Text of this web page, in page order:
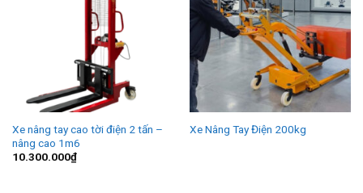
Xe nâng tay cao tời điện 2 tấn –
nâng cao 1m6
10.300.000₫
Xe Nâng Tay Điện 200kg